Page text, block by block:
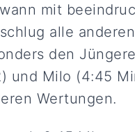
mit
alle
den
und Milo (4:45
Wertungen.